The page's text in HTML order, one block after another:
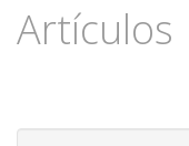
Artículos